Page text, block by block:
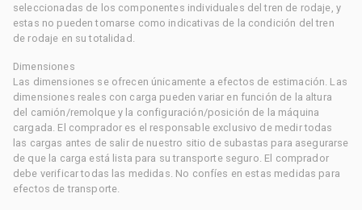
seleccionadas de los componentes individuales del tren de rodaje, y
estas no pueden tomarse como indicativas de la condición del tren
de rodaje en su totalidad.
Dimensiones
Las dimensiones se ofrecen únicamente a efectos de estimación. Las
dimensiones reales con carga pueden variar en función de la altura
del camión/remolque y la configuración/posición de la máquina
cargada. El comprador es el responsable exclusivo de medir todas
las cargas antes de salir de nuestro sitio de subastas para asegurarse
de que la carga está lista para su transporte seguro. El comprador
debe verificar todas las medidas. No confíes en estas medidas para
efectos de transporte.